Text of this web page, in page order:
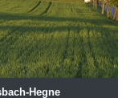
Hegne